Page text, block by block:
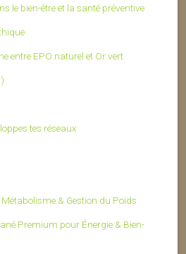
le bien-être et la santé préventive
entre EPO naturel et Or vert
tes réseaux
& Gestion du Poids
Premium pour Énergie & Bien-